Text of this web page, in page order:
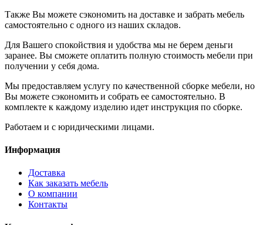
Также Вы можете сэкономить на доставке и забрать мебель
самостоятельно с одного из наших складов.
Для Вашего спокойствия и удобства мы не берем деньги
заранее. Вы сможете оплатить полную стоимость мебели при
получении у себя дома.
Мы предоставляем услугу по качественной сборке мебели, но
Вы можете сэкономить и собрать ее самостоятельно. В
комплекте к каждому изделию идет инструкция по сборке.
Работаем и с юридическими лицами.
Информация
Доставка
Как заказать мебель
О компании
Контакты